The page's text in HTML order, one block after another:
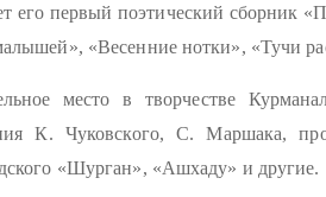
его первый поэтический сборник
«Весенние нотки», «Тучи
место в творчестве
К. Чуковского, С. Маршака,
«Шурган», «Ашхаду» и другие.